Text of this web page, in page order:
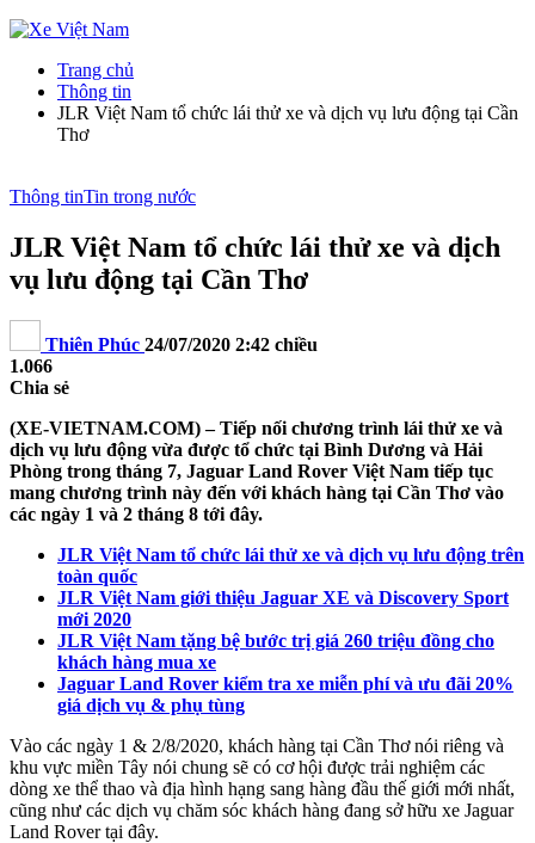
Trang chủ
Thông tin
JLR Việt Nam tổ chức lái thử xe và dịch vụ lưu động tại Cần
Thơ
Thông tinTin trong nước
JLR Việt Nam tổ chức lái thử xe và dịch
vụ lưu động tại Cần Thơ
Thiên Phúc 24/07/2020 2:42 chiều
1.066
Chia sẻ
(XE-VIETNAM.COM) – Tiếp nối chương trình lái thử xe và
dịch vụ lưu động vừa được tổ chức tại Bình Dương và Hải
Phòng trong tháng 7, Jaguar Land Rover Việt Nam tiếp tục
mang chương trình này đến với khách hàng tại Cần Thơ vào
các ngày 1 và 2 tháng 8 tới đây.
JLR Việt Nam tổ chức lái thử xe và dịch vụ lưu động trên
toàn quốc
JLR Việt Nam giới thiệu Jaguar XE và Discovery Sport
mới 2020
JLR Việt Nam tặng bệ bước trị giá 260 triệu đồng cho
khách hàng mua xe
Jaguar Land Rover kiểm tra xe miễn phí và ưu đãi 20%
giá dịch vụ & phụ tùng
Vào các ngày 1 & 2/8/2020, khách hàng tại Cần Thơ nói riêng và
khu vực miền Tây nói chung sẽ có cơ hội được trải nghiệm các
dòng xe thể thao và địa hình hạng sang hàng đầu thế giới mới nhất,
cũng như các dịch vụ chăm sóc khách hàng đang sở hữu xe Jaguar
Land Rover tại đây.